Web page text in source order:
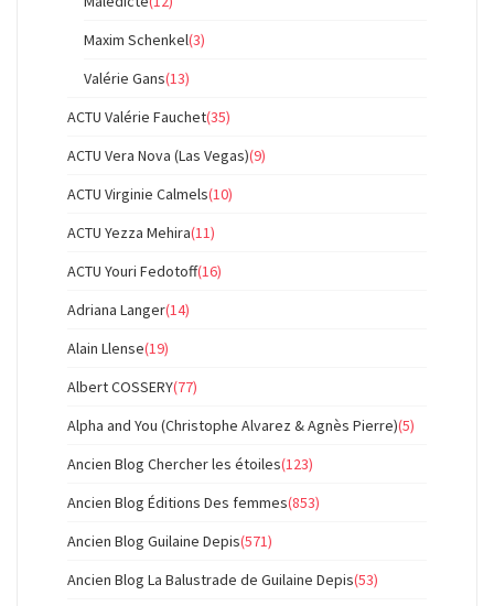
Maxim Schenkel(3)
Valérie Gans(13)
ACTU Valérie Fauchet(35)
ACTU Vera Nova (Las Vegas)(9)
ACTU Virginie Calmels(10)
ACTU Yezza Mehira(11)
ACTU Youri Fedotoff(16)
Adriana Langer(14)
Alain Llense(19)
Albert COSSERY(77)
Alpha and You (Christophe Alvarez & Agnès Pierre)(5)
Ancien Blog Chercher les étoiles(123)
Ancien Blog Éditions Des femmes(853)
Ancien Blog Guilaine Depis(571)
Ancien Blog La Balustrade de Guilaine Depis(53)